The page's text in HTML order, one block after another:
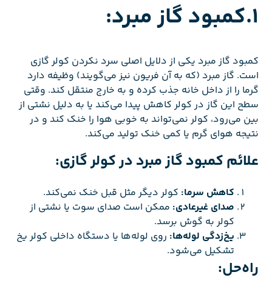
1.کمبود گاز مبرد:
کمبود گاز مبرد یکی از دلایل اصلی سرد نکردن کولر گازی
است. گاز مبرد (که به آن فریون نیز می‌گویند) وظیفه دارد
گرما را از داخل خانه جذب کرده و به خارج منتقل کند. وقتی
سطح این گاز در کولر کاهش پیدا می‌کند یا به دلیل نشتی از
بین می‌رود، کولر نمی‌تواند به خوبی هوا را خنک کند و در
نتیجه هوای گرم یا کمی خنک تولید می‌کند.
علائم کمبود گاز مبرد در کولر گازی:
کاهش سرما: کولر دیگر مثل قبل خنک نمی‌کند.
صدای غیرعادی: ممکن است صدای سوت یا نشتی از
کولر به گوش برسد.
یخ‌زدگی لوله‌ها: روی لوله‌ها یا دستگاه داخلی کولر یخ
تشکیل می‌شود.
راه‌حل: